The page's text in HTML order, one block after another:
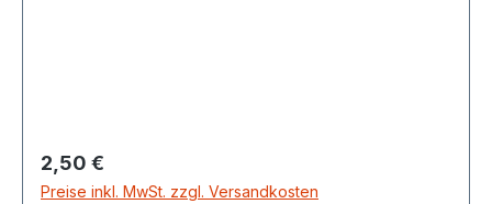
Regulärer Preis:
2,50 €
Preise inkl. MwSt. zzgl. Versandkosten